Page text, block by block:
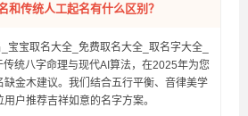
和传统人工起名有什么区别？
宝宝取名大全_免费取名大全_取名字大全_
统八字命理与现代AI算法，在2025年为您
金木建议。我们结合五行平衡、音律美学
户推荐吉祥如意的名字方案。